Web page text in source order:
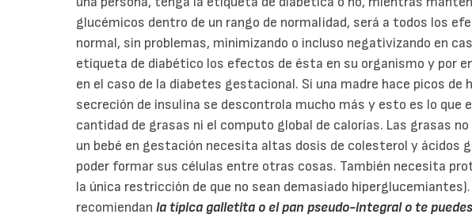
glucémicos dentro de un rango de normalidad, será a todos los
normal, sin problemas, minimizando o incluso negativizando en
etiqueta de diabético los efectos de ésta en su organismo y por
en el caso de la diabetes gestacional. Si una madre hace picos de
secreción de insulina se descontrola mucho más y esto es lo que
cantidad de grasas ni el computo global de calorías. Las grasas
un bebé en gestación necesita altas dosis de colesterol y ácidos
poder formar sus células entre otras cosas. También necesita
la única restricción de que no sean demasiado
recomiendan la típica galletita o el pan pseudo-integral o te